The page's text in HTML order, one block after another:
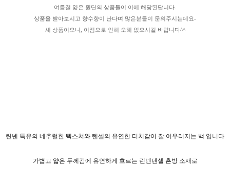
여름철 얇은 원단의 상품들이 이에 해당된답니다.
상품을 받아보시고 향수향이 난다며 많은분들이 문의주시는데요-
새 상품이오니, 이점으로 인해 오해 없으시길 바랍니다^^
린넨 특유의 네추럴한 텍스쳐와 텐셀의 유연한 터치감이 잘 어우러지는 백 입니다
가볍고 얇은 두께감에 유연하게 흐르는 린넨텐셀 혼방 소재로